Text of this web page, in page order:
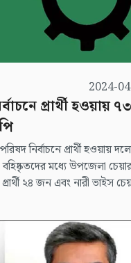
2024-
প্রার্থী হওয়ায়
নির্বাচনে প্রার্থী হওয়ায়
মধ্যে উপজেলা
২৪ জন এবং নারী ভাইস